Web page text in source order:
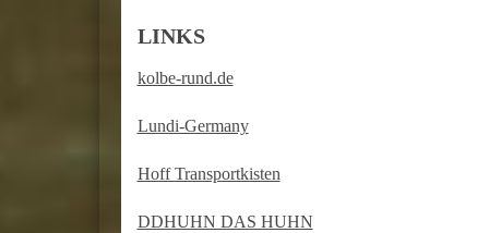
LINKS
kolbe-rund.de
Lundi-Germany
Hoff Transportkisten
DDHUHN DAS HUHN